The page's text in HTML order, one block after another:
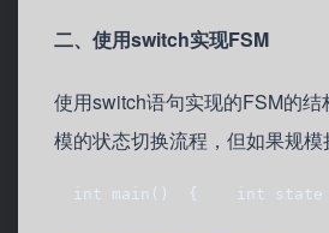
二、使用switch实现FSM
使用switch语句实现的FSM的
模的状态切换流程，但如果规模
int main()  {    int